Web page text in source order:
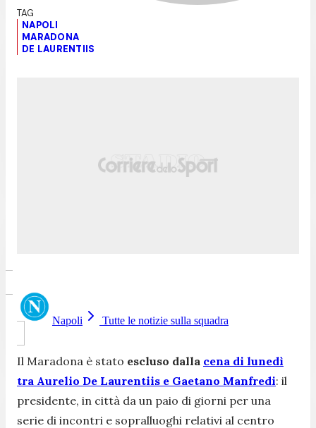
NAPOLI
MARADONA
DE LAURENTIIS
Napoli Tutte le notizie sulla squadra
Il Maradona è stato escluso dalla cena di lunedì
tra Aurelio De Laurentiis e Gaetano Manfredi: il
presidente, in città da un paio di giorni per una
serie di incontri e sopralluoghi relativi al centro